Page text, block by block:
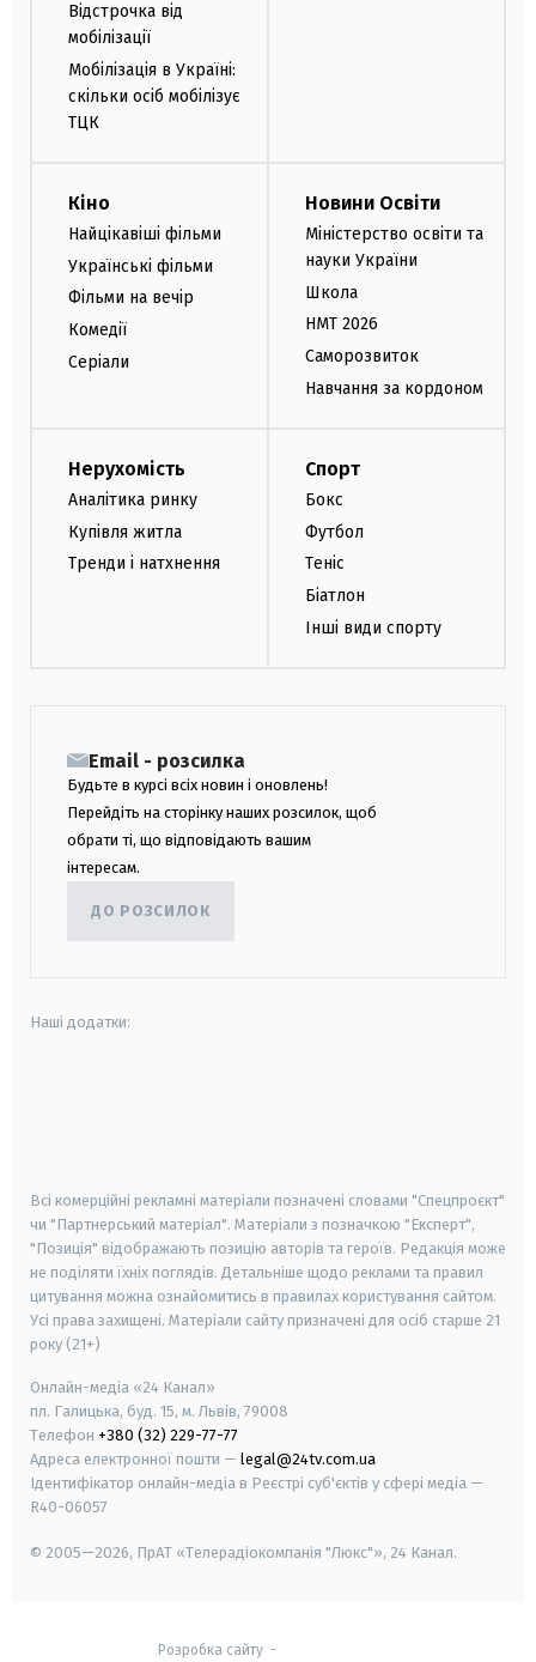
Відстрочка від
мобілізації
Мобілізація в Україні:
скільки осіб мобілізує
ТЦК
Кіно
Найцікавіші фільми
Українські фільми
Фільми на вечір
Комедії
Серіали
Новини Освіти
Міністерство освіти та
науки України
Школа
НМТ 2026
Саморозвиток
Навчання за кордоном
Нерухомість
Аналітика ринку
Купівля житла
Тренди і натхнення
Спорт
Бокс
Футбол
Теніс
Біатлон
Інші види спорту
Email - розсилка
Будьте в курсі всіх новин і оновлень!
Перейдіть на сторінку наших розсилок, щоб
обрати ті, що відповідають вашим
інтересам.
ДО РОЗСИЛОК
Наші додатки:
Всі комерційні рекламні матеріали позначені словами "Спецпроєкт"
чи "Партнерський матеріал". Матеріали з позначкою "Експерт",
"Позиція" відображають позицію авторів та героїв. Редакція може
не поділяти їхніх поглядів. Детальніше щодо реклами та правил
цитування можна ознайомитись в правилах користування сайтом.
Усі права захищені. Матеріали сайту призначені для осіб старше 21
року (21+)
Онлайн-медіа «24 Канал»
пл. Галицька, буд. 15, м. Львів, 79008
Телефон +380 (32) 229-77-77
Адреса електронної пошти — legal@24tv.com.ua
Ідентифікатор онлайн-медіа в Реєстрі суб'єктів у сфері медіа —
R40-06057
© 2005—2026, ПрАТ «Телерадіокомпанія "Люкс"», 24 Канал.
Розробка сайту-